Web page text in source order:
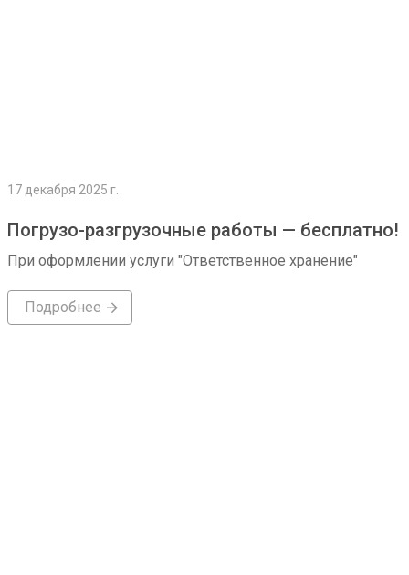
17 декабря 2025 г.
Погрузо-разгрузочные работы — бесплатно!
При оформлении услуги "Ответственное хранение"
Подробнее